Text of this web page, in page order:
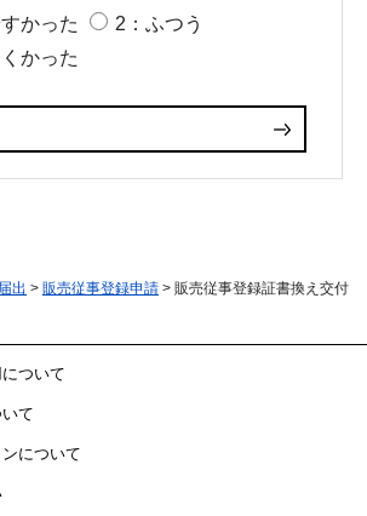
かった
2：ふつう
かった
出 > 販売従事登録申請 > 販売従事登録証書換え交付
ついて
て
について